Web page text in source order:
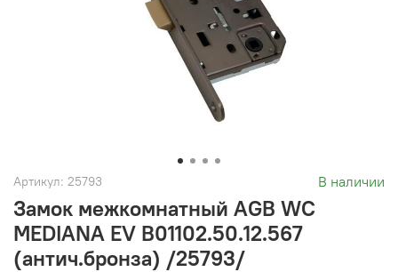
Артикул: 25793 В наличии
Замок межкомнатный AGB WC
MEDIANA EV B01102.50.12.567
(антич.бронза) /25793/